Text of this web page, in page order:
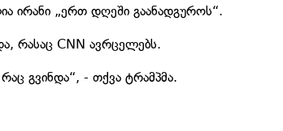
ირანი „ერთ დღეში გაანადგუროს“.
რასაც CNN ავრცელებს.
გვინდა“, - თქვა ტრამპმა.